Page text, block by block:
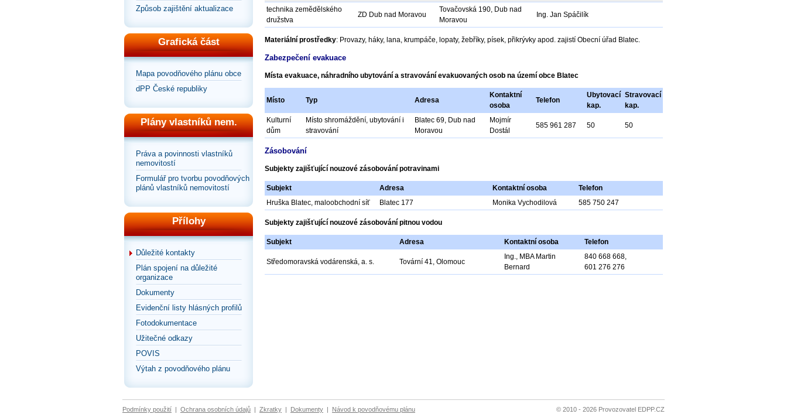
Způsob zajištění aktualizace
Grafická část
Mapa povodňového plánu obce
dPP České republiky
Plány vlastníků nem.
Práva a povinnosti vlastníků
nemovitostí
Formulář pro tvorbu povodňových
plánů vlastníků nemovitostí
Přílohy
Důležité kontakty
Plán spojení na důležité
organizace
Dokumenty
Evidenční listy hlásných profilů
Fotodokumentace
Užitečné odkazy
POVIS
Výtah z povodňového plánu
technika zemědělského
družstva
ZD Dub nad Moravou
Tovačovská 190, Dub nad
Moravou
Ing. Jan Spáčilík
Materiální prostředky: Provazy, háky, lana, krumpáče, lopaty, žebříky, písek, přikrývky apod. zajistí Obecní úřad Blatec.
Zabezpečení evakuace
Místa evakuace, náhradního ubytování a stravování evakuovaných osob na území obce Blatec
Místo Typ Adresa
Kontaktní
osoba
Telefon
Ubytovací
kap.
Stravovací
kap.
Kulturní
dům
Místo shromáždění, ubytování i
stravování
Blatec 69, Dub nad
Moravou
Mojmír
Dostál
585 961 287 50 50
Zásobování
Subjekty zajišťující nouzové zásobování potravinami
Subjekt Adresa Kontaktní osoba
Telefon
Hruška Blatec, maloobchodní síť
Blatec 177 Monika Vychodilová 585 750 247
Subjekty zajišťující nouzové zásobování pitnou vodou
Subjekt Adresa Kontaktní osoba Telefon
Středomoravská vodárenská, a. s. Tovární 41, Olomouc
Ing., MBA Martin
Bernard
840 668 668,
601 276 276
Podmínky použití | Ochrana osobních údajů | Zkratky | Dokumenty | Návod k povodňovému plánu © 2010 - 2026 Provozovatel EDPP.CZ